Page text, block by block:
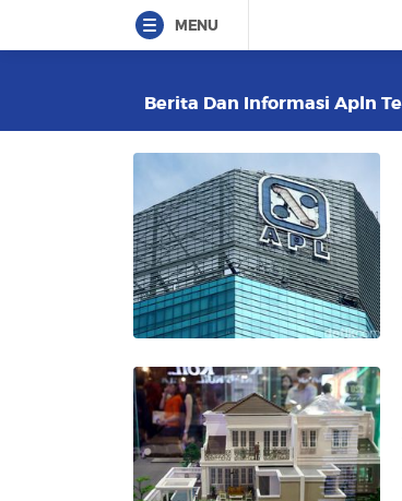
MENU
Berita Dan Informasi Apln